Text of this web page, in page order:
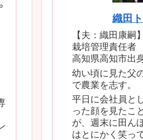
織田
【夫：織田康嗣】
栽培管理責任者
高知県高知市出
幼い頃に見た父
で農業を志す。
平日に会社員と
った顔を見たこ
が、週末に田ん
はとにかく笑っ